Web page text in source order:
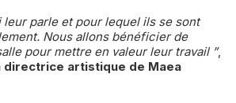
leur parle et pour lequel ils se sont
Nous allons bénéficier de
pour mettre en valeur leur travail ”,
directrice artistique de Maea